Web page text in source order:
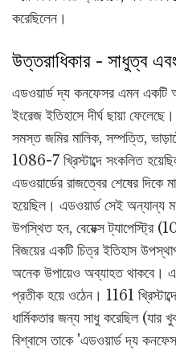
করেছিলেন।
উত্তরাধিকার - সাধুত্ব
এডওয়ার্ড দ্য কনফেসর এমন একটি
ইংরেজ ইতিহাসে দীর্ঘ ছায়া
সমস্ত জমির মালিক, সম্পত্তি,
1086-7 খ্রিস্টাব্দে সংকলিত
এডওয়ার্ডের রাজত্বের শেষের দিকে
হয়েছিল। এডওয়ার্ড সেই অন্যান্য
উপস্থিত হন, বেয়েক্স ট্যাপেস্ট্রি
বিজয়ের একটি চিত্র ইতিহাস
অনেক উপায়েও অব্যাহত থাকবে।
প্রতীক হয়ে ওঠেন। 1161
ধার্মিকতার জন্য সাধু করেছিল
বিশ্বাসে তাকে 'এডওয়ার্ড দ্য